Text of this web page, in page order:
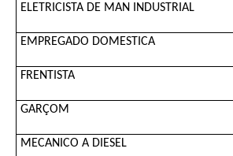
ELETRICISTA DE MAN INDUSTRIAL
EMPREGADO DOMESTICA
FRENTISTA
GARÇOM
MECANICO A DIESEL